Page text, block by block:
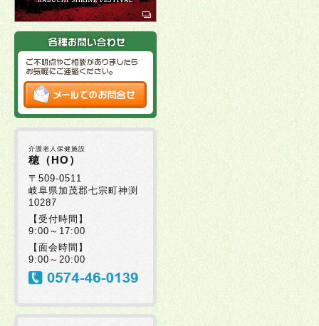
介護老人保健施設
穂（HO）
〒509-0511
岐阜県加茂郡七宗町神渕
10287
【受付時間】
9:00～17:00
【面会時間】
9:00～20:00